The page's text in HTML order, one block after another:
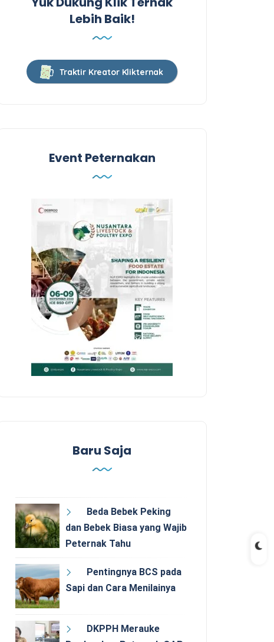
Lebih Baik!
Traktir Kreator Klikternak
Event Peternakan
Baru Saja
Beda Bebek Peking
dan Bebek Biasa yang Wajib
Peternak Tahu
Pentingnya BCS pada
Sapi dan Cara Menilainya
DKPPH Merauke